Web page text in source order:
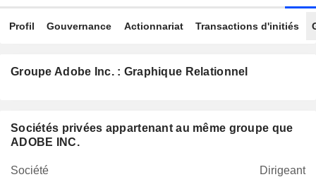
Profil Gouvernance Actionnariat Transactions d'initiés
Groupe Adobe Inc. : Graphique Relationnel
Sociétés privées appartenant au même groupe que
ADOBE INC.
Société
Dirigeant